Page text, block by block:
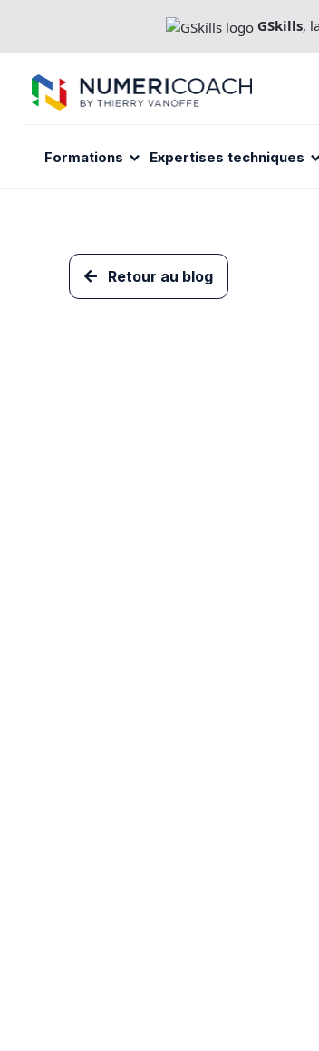
au
Formations Expertises techniques
Retour au blog
GSkills,